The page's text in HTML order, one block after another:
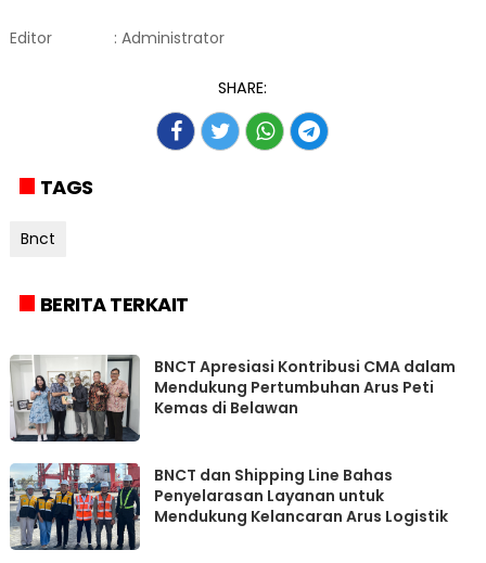
Editor : Administrator
SHARE:
TAGS
Bnct
BERITA TERKAIT
BNCT Apresiasi Kontribusi CMA dalam
Mendukung Pertumbuhan Arus Peti
Kemas di Belawan
BNCT dan Shipping Line Bahas
Penyelarasan Layanan untuk
Mendukung Kelancaran Arus Logistik